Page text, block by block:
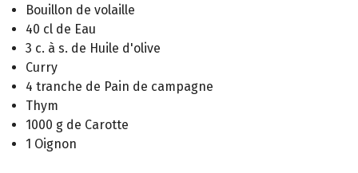
Bouillon de volaille
40 cl de Eau
3 c. à s. de Huile d'olive
Curry
4 tranche de Pain de campagne
Thym
1000 g de Carotte
1 Oignon